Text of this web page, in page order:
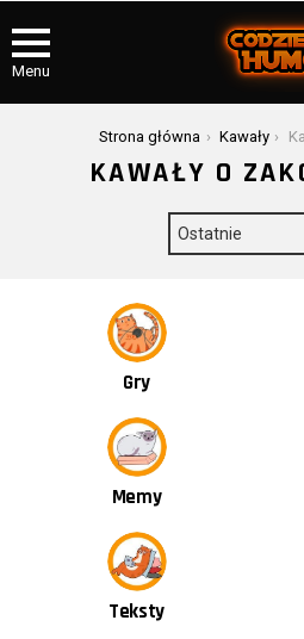
Menu
Strona główna Kawały
KAWAŁY O
Gry
Memy
Teksty